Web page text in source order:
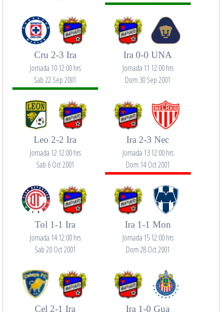
Cru 2-3 Ira
Jornada 10 12:00 hrs
Sab 22 Sep 2001
Ira 0-0 UNA
Jornada 11 12:00 hrs
Dom 30 Sep 2001
Leo 2-2 Ira
Jornada 12 12:00 hrs
Sab 6 Oct 2001
Ira 2-3 Nec
Jornada 13 12:00 hrs
Dom 14 Oct 2001
Tol 1-1 Ira
Jornada 14 12:00 hrs
Sab 20 Oct 2001
Ira 1-1 Mon
Jornada 15 12:00 hrs
Dom 28 Oct 2001
Cel 2-1 Ira Ira 1-0 Gua